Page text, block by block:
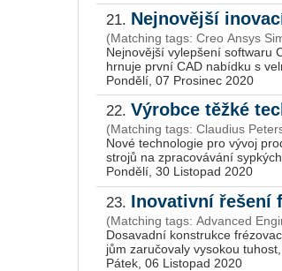
21. Nejnovější
(Matching tags: Creo Ansys
Nej­no­věj­ší vy­lep­še­ní soft­wa­ru
hr­nu­je první CAD na­bíd­ku s
Pondělí, 07 Prosinec 2020
22. Výrobce těžké
(Matching tags: Claudius
No­vé tech­no­lo­gie pro vý­voj
stro­jů na zpra­co­vá­vá­ní
Pondělí, 30 Listopad 2020
23. Inovativní řešení
(Matching tags: Advanced
Do­sa­vad­ní kon­struk­ce
jům za­ru­čo­va­ly vy­so­kou
Pátek, 06 Listopad 2020